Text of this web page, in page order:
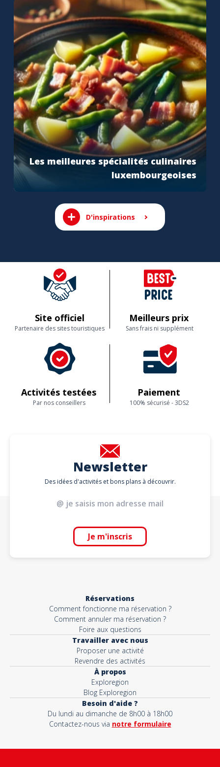
Les meilleures spécialités culinaires
luxembourgeoises
D'inspirations
Site officiel
Partenaire des sites touristiques
Meilleurs prix
Sans frais ni supplément
Activités testées
Par nos conseillers
Paiement
100% sécurisé - 3DS2
Newsletter
Des idées d'activités et bons plans à découvrir.
Je m'inscris
Réservations
Comment fonctionne ma réservation ?
Comment annuler ma réservation ?
Foire aux questions
Travailler avec nous
Proposer une activité
Revendre des activités
À propos
Exploregion
Blog Exploregion
Besoin d'aide ?
Du lundi au dimanche de 8h00 à 18h00
Contactez-nous via notre formulaire